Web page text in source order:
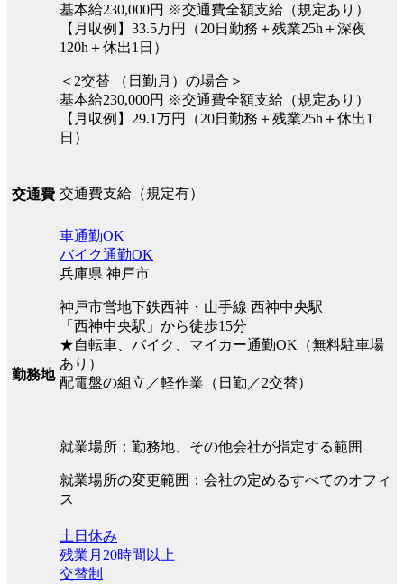
基本給230,000円 ※交通費全額支給（規定あり）
【月収例】33.5万円（20日勤務＋残業25h＋深夜
120h＋休出1日）
＜2交替 （日勤月）の場合＞
基本給230,000円 ※交通費全額支給（規定あり）
【月収例】29.1万円（20日勤務＋残業25h＋休出1
日）
交通費 交通費支給（規定有）
勤務地
車通勤OK
バイク通勤OK
兵庫県 神戸市
神戸市営地下鉄西神・山手線 西神中央駅
「西神中央駅」から徒歩15分
★自転車、バイク、マイカー通勤OK（無料駐車場
あり）
配電盤の組立／軽作業（日勤／2交替）
就業場所：勤務地、その他会社が指定する範囲
就業場所の変更範囲：会社の定めるすべてのオフィ
ス
土日休み
残業月20時間以上
交替制